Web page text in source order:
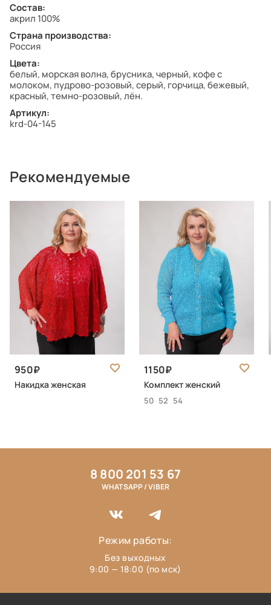
Состав:
акрил 100%
Страна производства:
Россия
Цвета:
белый, морская волна, брусника, черный, кофе с
молоком, пудрово-розовый, серый, горчица, бежевый,
красный, темно-розовый, лён.
Артикул:
krd-04-145
Рекомендуемые
950
Накидка женская
1150
Комплект женский
50 52 54
8 800 201 53 67
WHATSAPP / VIBER
Режим работы:
Без выходных
9:00 — 18:00 (по мск)